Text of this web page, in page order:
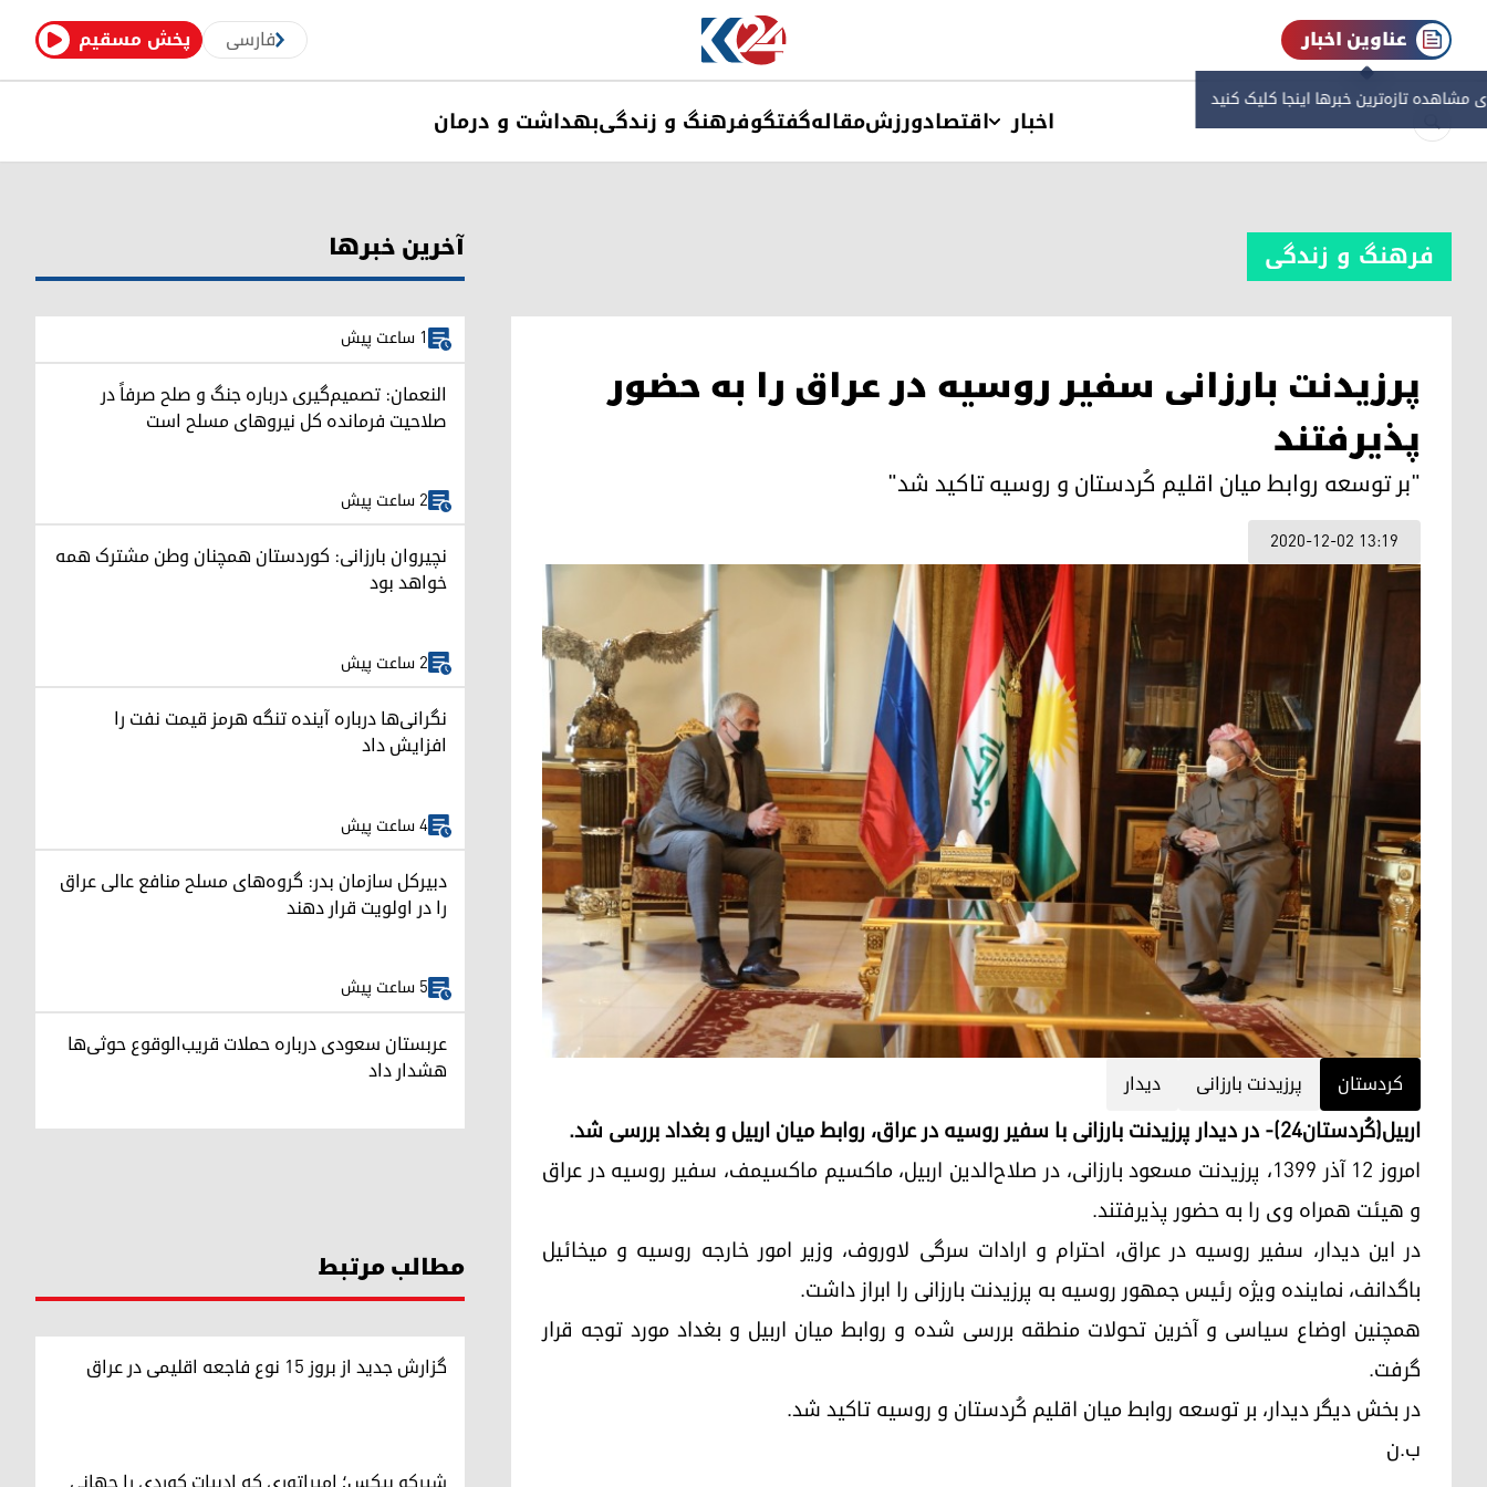
پخش مسقیم فارسی عناوین اخبار
مشاهده‌ تازه‌ترین خبرها اینجا کلیک کنید
اخبار اقتصادورزشمقالهگفتگوفرهنگ و زندگیبهداشت و درمان
فرهنگ و زندگی
پرزیدنت بارزانی سفیر روسیه در عراق را به حضور
پذیرفتند
"بر توسعه روابط میان اقلیم کُردستان و روسیه تاکید شد"
2020-12-02 13:19
كردستان پرزیدنت بارزانی دیدار
اربیل(کُردستان٢٤)- در دیدار پرزیدنت بارزانی با سفیر روسیه در عراق، روابط میان اربیل و بغداد بررسی شد.
امروز ١٢ آذر ١٣٩٩، پرزیدنت مسعود بارزانی، در صلاح‌الدین اربیل، ماکسیم ماکسیمف، سفیر روسیه در عراق
و هیئت همراه وی را به حضور پذیرفتند.
در این دیدار، سفیر روسیه در عراق، احترام و ارادات سرگی لاوروف، وزیر امور خارجه روسیه و میخائیل
باگدانف، نماینده ویژه رئیس جمهور روسیه به پرزیدنت بارزانی را ابراز داشت.
همچنین اوضاع سیاسی و آخرین تحولات منطقه بررسی شده و روابط میان اربیل و بغداد مورد توجه قرار
گرفت.
در بخش دیگر دیدار، بر توسعه روابط میان اقلیم کُردستان و روسیه تاکید شد.
ب.ن
آخرین خبرها
1 ساعت پیش
النعمان: تصمیم‌گیری درباره جنگ و صلح صرفاً در
صلاحیت فرمانده کل نیروهای مسلح است
2 ساعت پیش
نچیروان بارزانی: کوردستان همچنان وطن مشترک همه
خواهد بود
2 ساعت پیش
نگرانی‌ها درباره آینده تنگه هرمز قیمت نفت را
افزایش داد
4 ساعت پیش
دبیرکل سازمان بدر: گروه‌های مسلح منافع عالی عراق
را در اولویت قرار دهند
5 ساعت پیش
عربستان سعودی درباره حملات قریب‌الوقوع حوثی‌ها
هشدار داد
مطالب مرتبط
گزارش جدید از بروز ۱۵ نوع فاجعه اقلیمی در عراق